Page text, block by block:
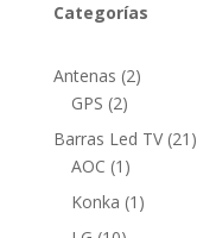
Categorías
Antenas 22
GPS 22
productos
Barras Led TV 21 21
AOC 1 1
producto
Konka 1 1